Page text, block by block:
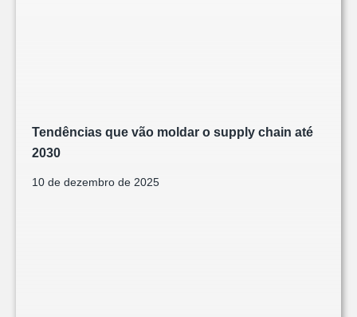
Tendências que vão moldar o supply chain até
2030
10 de dezembro de 2025